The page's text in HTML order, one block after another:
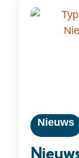
Nieuws